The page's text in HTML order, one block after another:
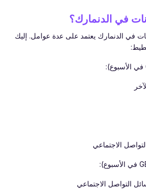
في الدنمارك؟
في الدنمارك يعتمد على عدة عوامل. إليك
الاجتماعي
التواصل الاجتماعي